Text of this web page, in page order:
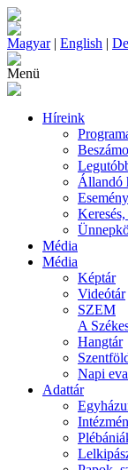
Magyar| English |
Menü
Híreink
Állandó
Keresés,
Média
Média
Képtár
Videótár
SZEM
A
Hangtár
Napi
Adattár